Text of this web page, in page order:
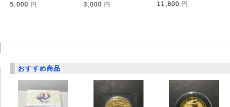
5,000 円
3,000 円
11,800 円
おすすめ商品